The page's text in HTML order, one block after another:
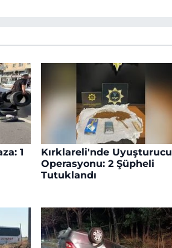
1
Kırklareli'nde Uyuşturucu
Operasyonu: 2 Şüpheli
Tutuklandı